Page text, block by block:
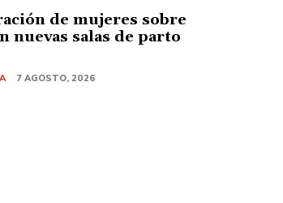
de mujeres sobre
nuevas salas de parto
7 AGOSTO, 2026